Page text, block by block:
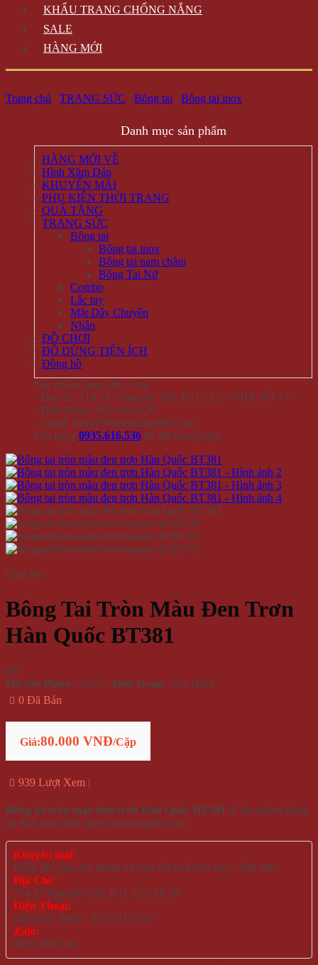
KHẨU TRANG CHỐNG NẮNG
SALE
HÀNG MỚI
Trang chủ / TRANG SỨC / Bông tai / Bông tai inox
Danh mục sản phẩm
HÀNG MỚI VỀ
Hình Xăm Dán
KHUYẾN MÃI
PHỤ KIỆN THỜI TRANG
QUÀ TẶNG
TRANG SỨC
Bông tai
Bông tai inox
Bông tai nam châm
Bông Tai Nữ
Combo
Lắc tay
Mặt Dây Chuyền
Nhẫn
ĐỒ CHƠI
ĐỒ DÙNG TIỆN ÍCH
Đồng hồ
Sản phẩm đang sẵn có tại
- Địa chỉ: 714 / 17 Nguyễn Trãi, P.11, Q.5 ( NHÀ SỐ 17 )
- Điện thoại: 0935 616 536
- Email: Info@Winwinshop88.Com
Gọi ngay 0935.616.536 để đặt hàng ngay.
Chia Sẻ:
Bông Tai Tròn Màu Đen Trơn
Hàn Quốc BT381
(0)
Mã Sản Phẩm: 37281 |Tình Trạng: Còn Hàng
0 Đã Bán
Giá:80.000 VNĐ/Cặp
939 Lượt Xem
Bông tai tròn màu đen trơn Hàn Quốc BT381 là sản phẩm bông
tai thời trang bán tại winwinshop88.com
Khuyến mại:
Miễn phí giao nội thành và tỉnh với hoá đơn trên >500.000
Địa Chỉ:
714/17 Nguyễn Trãi, P.11, Q.5 HCM
Điện Thoại:
028 6261 0065 - 0935 616 536
Zalo:
0935 616 536